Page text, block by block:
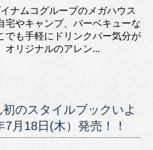
ナムコグループのメガハウス
宅やキャンプ、バーベキューな
でも手軽にドリンクバー気分が
オリジナルのアレン...
のスタイルブックいよ
月18日(木）発売！！